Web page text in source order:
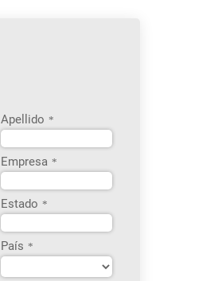
Apellido *
Empresa *
Estado *
País *